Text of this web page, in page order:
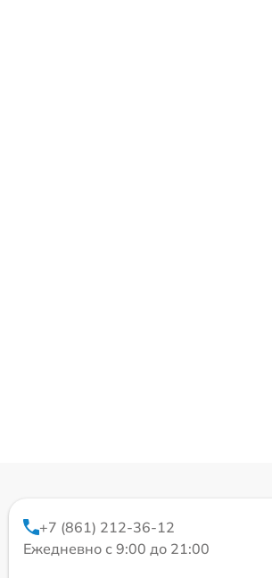
+7 (861) 212-36-12
Ежедневно с 9:00 до 21:00